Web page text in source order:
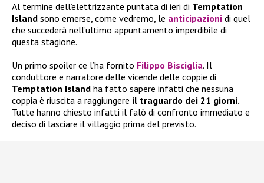
Al termine dell’elettrizzante puntata di ieri di Temptation
Island sono emerse, come vedremo, le anticipazioni di quel
che succederà nell’ultimo appuntamento imperdibile di
questa stagione.
Un primo spoiler ce l’ha fornito Filippo Bisciglia. Il
conduttore e narratore delle vicende delle coppie di
Temptation Island ha fatto sapere infatti che nessuna
coppia è riuscita a raggiungere il traguardo dei 21 giorni.
Tutte hanno chiesto infatti il falò di confronto immediato e
deciso di lasciare il villaggio prima del previsto.